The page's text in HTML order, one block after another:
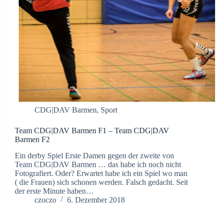
CDG|DAV Barmen, Sport
Team CDG|DAV Barmen F1 – Team CDG|DAV
Barmen F2
Ein derby Spiel Erste Damen gegen der zweite von
Team CDG|DAV Barmen … das habe ich noch nicht
Fotografiert. Oder? Erwartet habe ich ein Spiel wo man
( die Frauen) sich schonen werden. Falsch gedacht. Seit
der erste Minute haben…
czoczo
6. Dezember 2018